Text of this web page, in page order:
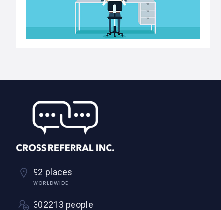
92 places
WORLDWIDE
302213 people